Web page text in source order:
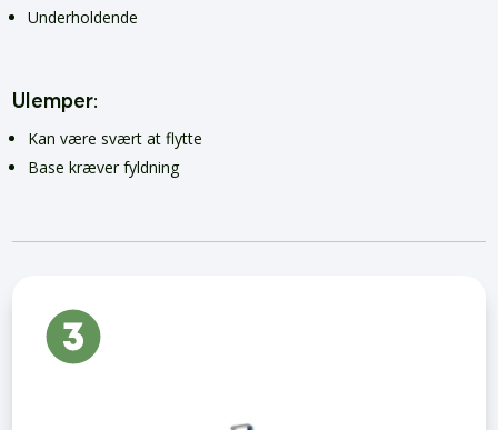
Underholdende
Ulemper:
Kan være svært at flytte
Base kræver fyldning